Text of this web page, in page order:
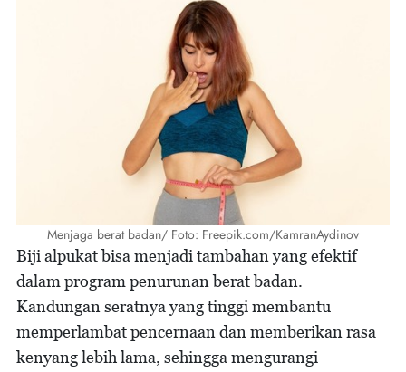
Menjaga berat badan/ Foto: Freepik.com/KamranAydinov
Biji alpukat bisa menjadi tambahan yang efektif
dalam program penurunan berat badan.
Kandungan seratnya yang tinggi membantu
memperlambat pencernaan dan memberikan rasa
kenyang lebih lama, sehingga mengurangi